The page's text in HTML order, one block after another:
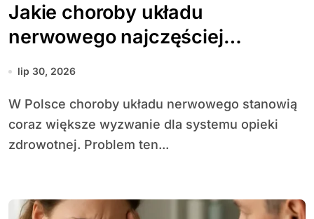
Jakie choroby układu
nerwowego najczęściej
diagnozuje się w Polsce
lip 30, 2026
W Polsce choroby układu nerwowego stanowią
coraz większe wyzwanie dla systemu opieki
zdrowotnej. Problem ten...